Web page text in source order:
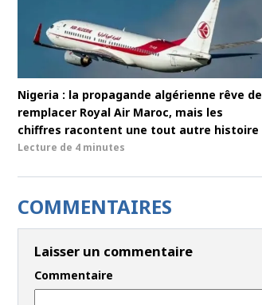
Nigeria : la propagande algérienne rêve de
remplacer Royal Air Maroc, mais les
chiffres racontent une tout autre histoire
Lecture de 4 minutes
COMMENTAIRES
Laisser un commentaire
Commentaire